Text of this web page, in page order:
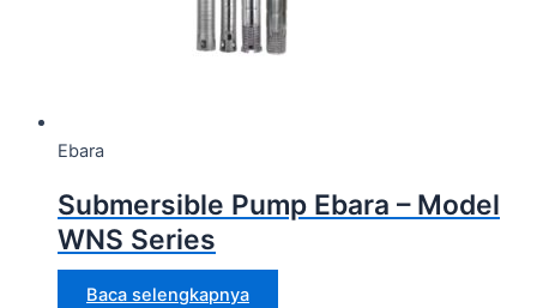
Ebara
Submersible Pump Ebara – Model
WNS Series
Baca selengkapnya